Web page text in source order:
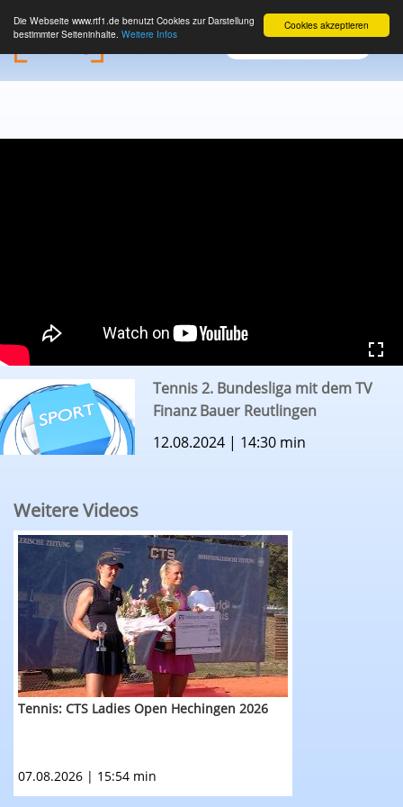
Cookies akzeptieren
Die Webseite www.rtf1.de benutzt Cookies zur Darstellung
bestimmter Seiteninhalte. Weitere Infos
Tennis 2. Bundesliga mit dem TV
Finanz Bauer Reutlingen
12.08.2024 | 14:30 min
Weitere Videos
RTF.1 - Sportmagazin vom 7. August 2025:
Tennis: CTS Ladies Open Hechingen 2026
07.08.2026 | 15:54 min